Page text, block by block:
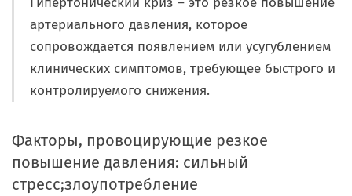
артериального давления, которое
сопровождается появлением или усугублением
клинических симптомов, требующее быстрого и
контролируемого снижения.
Факторы, провоцирующие резкое
повышение давления: сильный
стресс;злоупотребление